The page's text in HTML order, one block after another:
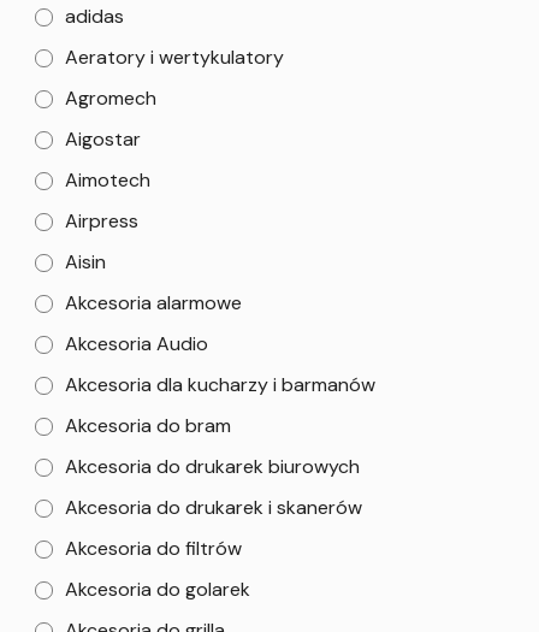
adidas
Aeratory i wertykulatory
Agromech
Aigostar
Aimotech
Airpress
Aisin
Akcesoria alarmowe
Akcesoria Audio
Akcesoria dla kucharzy i barmanów
Akcesoria do bram
Akcesoria do drukarek biurowych
Akcesoria do drukarek i skanerów
Akcesoria do filtrów
Akcesoria do golarek